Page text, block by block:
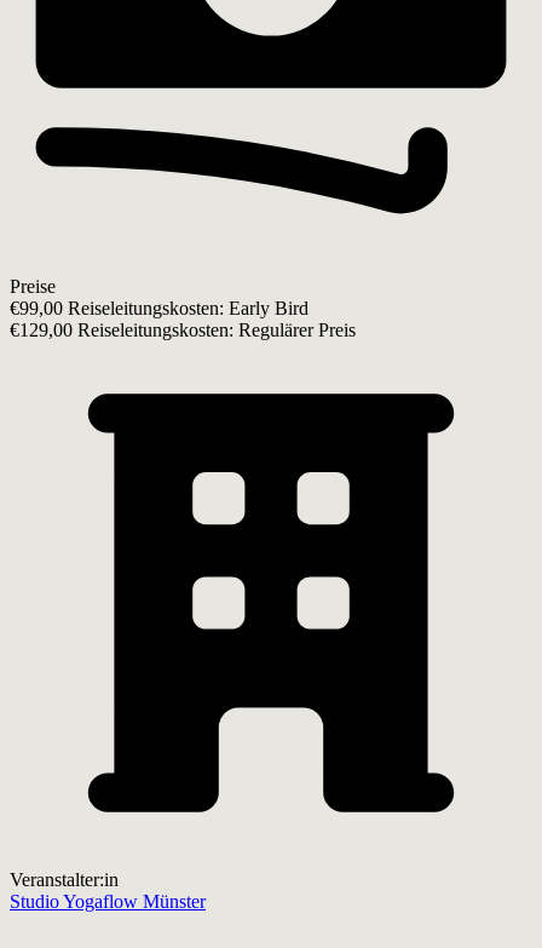
Preise
€99,00 Reiseleitungskosten: Early Bird
€129,00 Reiseleitungskosten: Regulärer Preis
Veranstalter:in
Studio Yogaflow Münster